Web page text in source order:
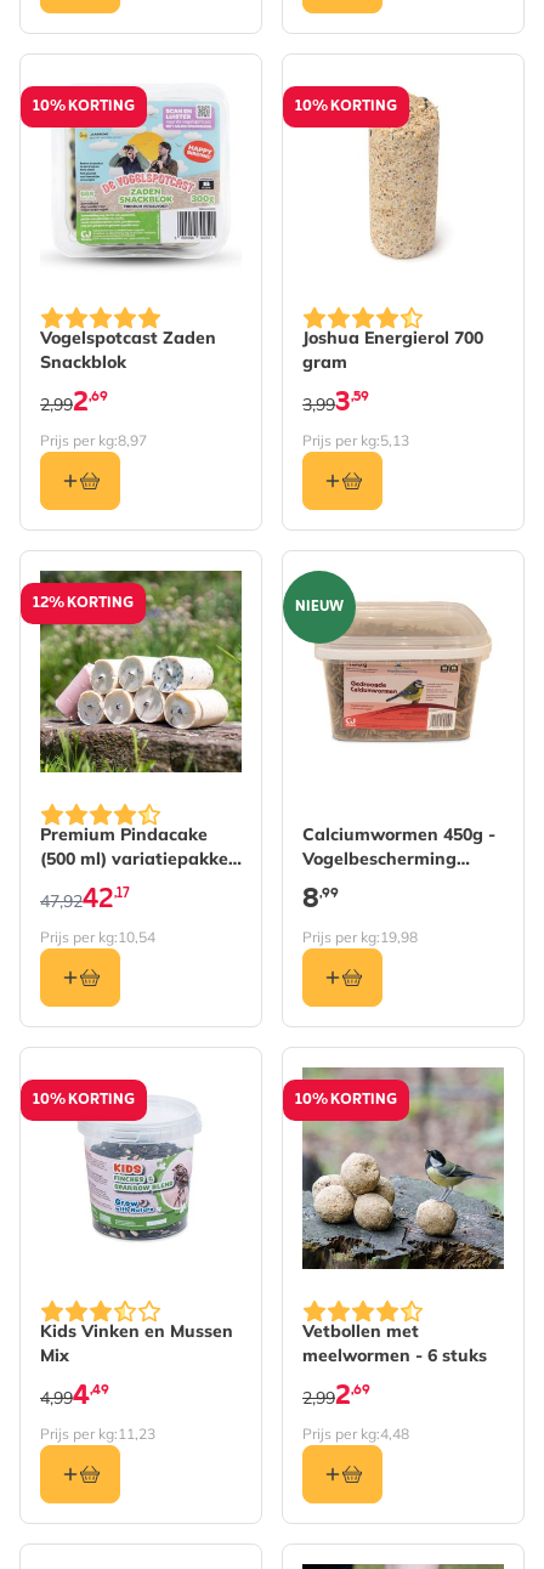
10% KORTING
Vogelspotcast Zaden
Snackblok
2,69
2,99
Prijs per kg:8,97
10% KORTING
Joshua Energierol 700
gram
3,59
3,99
Prijs per kg:5,13
12% KORTING
Premium Pindacake
(500 ml) variatiepakket
- 8 soorten
De prijs is afhankelijk van de gekozen opties op de
47,9242,17
Prijs per kg:10,54
NIEUW
Calciumwormen 450g -
Vogelbescherming
Nederland
8,99
Prijs per kg:19,98
10% KORTING
Kids Vinken en Mussen
Mix
4,49
4,99
Prijs per kg:11,23
10% KORTING
Vetbollen met
meelwormen - 6 stuks
2,69
2,99
Prijs per kg:4,48